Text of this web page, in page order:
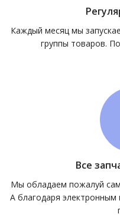
Каждый месяц мы
группы товаров.
Все
Мы обладаем пожалуй
А благодаря